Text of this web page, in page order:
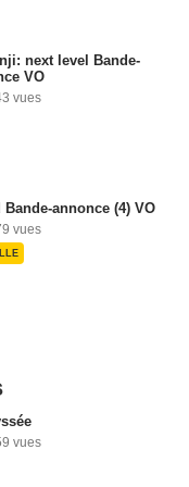
next level Bande-
VO
vues
Bande-annonce (4) VO
vues
vues